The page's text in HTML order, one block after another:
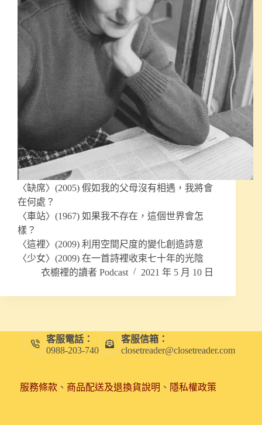
〈缺席〉(2005) 假如我的父母沒有相遇，我將會
在何處？
〈車站〉(1967) 如果我不存在，這個世界會怎
樣？
〈這裡〉(2009) 利用空間尺度的變化創造詩意
〈少女〉(2009) 在一首詩裡收束七十年的光陰
衣櫥裡的讀者 Podcast
2021 年 5 月 10 日
客服電話：
0988-203-740
客服信箱：
closetreader@closetreader.com
服務條款、 商品配送及退換貨說明 、 隱私權政策